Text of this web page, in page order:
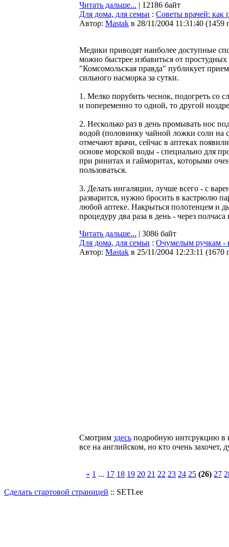
Читать дальше... | 12186 байт
Для дома, для семьи : Советы врачей: как
Автор: Мastak в 28/11/2004 11:31:40 (1459
Медики приводят наиболее доступные
можно быстрее избавиться от простудных
"Комсомольская правда" публикует
сильного насморка за сутки.
1. Мелко порубить чеснок, подогреть со
и попеременно то одной, то другой
2. Несколько раз в день промывать нос
водой (половинку чайной ложки соли на
отмечают врачи, сейчас в аптеках
основе морской воды - специально для
при ринитах и гайморитах, которыми
пользоваться.
3. Делать ингаляции, лучше всего - с
разварится, нужно бросить в кастрюлю
любой аптеке. Накрыться полотенцем и
процедуру два раза в день - через
Читать дальше... | 3086 байт
Для дома, для семьи : Очумелым ручкам -
Автор: Мastak в 25/11/2004 12:23:11 (1670
Смотрим здесь подробную интсрукцию в
все на английском, но кто очень захочет,
« 1 ... 17 18 19 20 21 22 23 24 25 (26) 27
Сделать стартовой страницей :: SETI.ee